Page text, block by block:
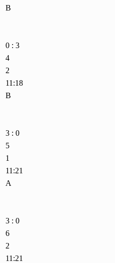
B
0 : 3
4
2
11:18
B
3 : 0
5
1
11:21
A
3 : 0
6
2
11:21